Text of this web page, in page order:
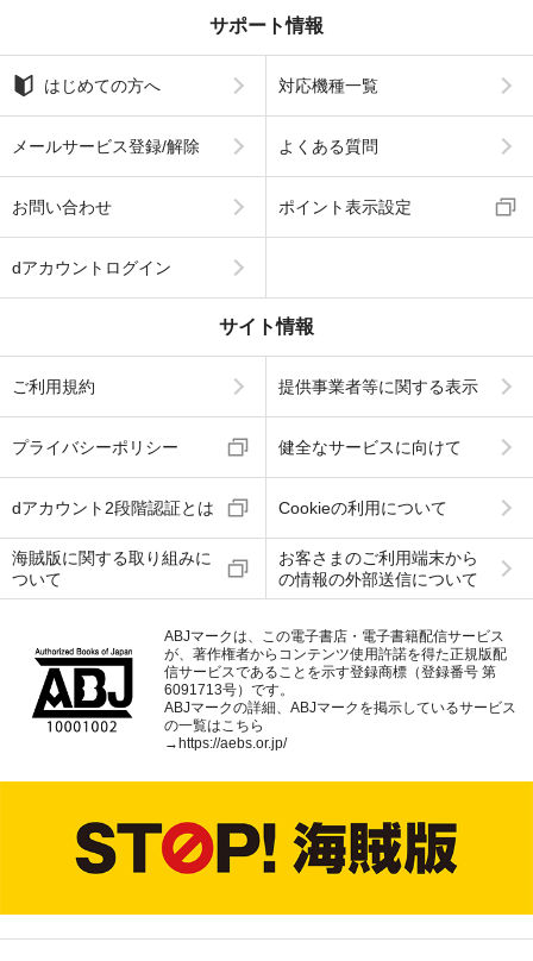
サポート情報
はじめての方へ 対応機種一覧
メールサービス登録/解除 よくある質問
お問い合わせ ポイント表示設定
dアカウントログイン
サイト情報
ご利用規約 提供事業者等に関する表示
プライバシーポリシー 健全なサービスに向けて
dアカウント2段階認証とは Cookieの利用について
海賊版に関する取り組みに
ついて
お客さまのご利用端末から
の情報の外部送信について
ABJマークは、この電子書店・電子書籍配信サービス
が、著作権者からコンテンツ使用許諾を得た正規版配
信サービスであることを示す登録商標（登録番号 第
6091713号）です。
ABJマークの詳細、ABJマークを掲示しているサービス
の一覧はこちら
→ https://aebs.or.jp/